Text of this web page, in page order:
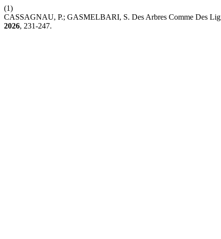
(1)
CASSAGNAU, P.; GASMELBARI, S. Des Arbres Comme Des
2026, 231-247.